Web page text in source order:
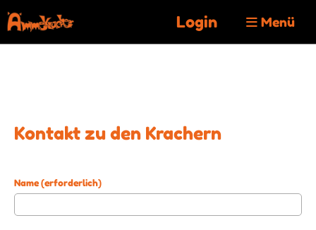
Login Menü
Kontakt zu den Krachern
Name (erforderlich)